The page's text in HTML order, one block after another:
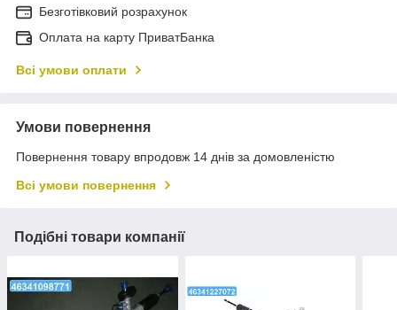
Безготівковий розрахунок
Оплата на карту ПриватБанка
Всі умови оплати
Умови повернення
Повернення товару впродовж 14 днів за домовленістю
Всі умови повернення
Подібні товари компанії